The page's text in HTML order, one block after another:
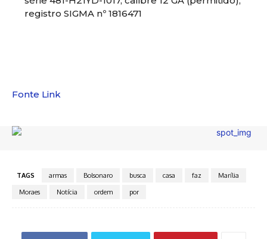
registro SIGMA nº 1816471
Fonte Link
TAGS armas Bolsonaro busca casa faz
Marília
Moraes
Notícia ordem por